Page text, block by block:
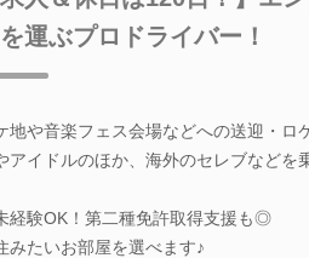
運ぶプロドライバー！
地や音楽フェス会場などへの送迎・
アイドルのほか、海外のセレブなどを
経験OK！第二種免許取得支援も◎
たいお部屋を選べます♪